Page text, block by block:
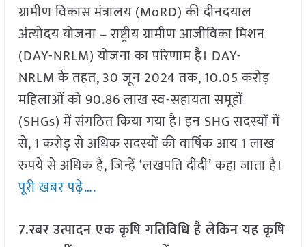
ग्रामीण विकास मंत्रालय (MoRD) की दीनदयाल
अंत्योदय योजना – राष्ट्रीय ग्रामीण आजीविका मिशन
(DAY-NRLM) योजना का परिणाम है। DAY-
NRLM के तहत, 30 जून 2024 तक, 10.05 करोड़
महिलाओं को 90.86 लाख स्व-सहायता समूहों
(SHGs) में संगठित किया गया है। इन SHG सदस्यों में
से, 1 करोड़ से अधिक सदस्यों की वार्षिक आय 1 लाख
रुपये से अधिक है, जिन्हें ‘लखपति दीदी’ कहा जाता है।
पूरी खबर पढ़े….
7.रबर उत्पादन एक कृषि गतिविधि है लेकिन यह कृषि